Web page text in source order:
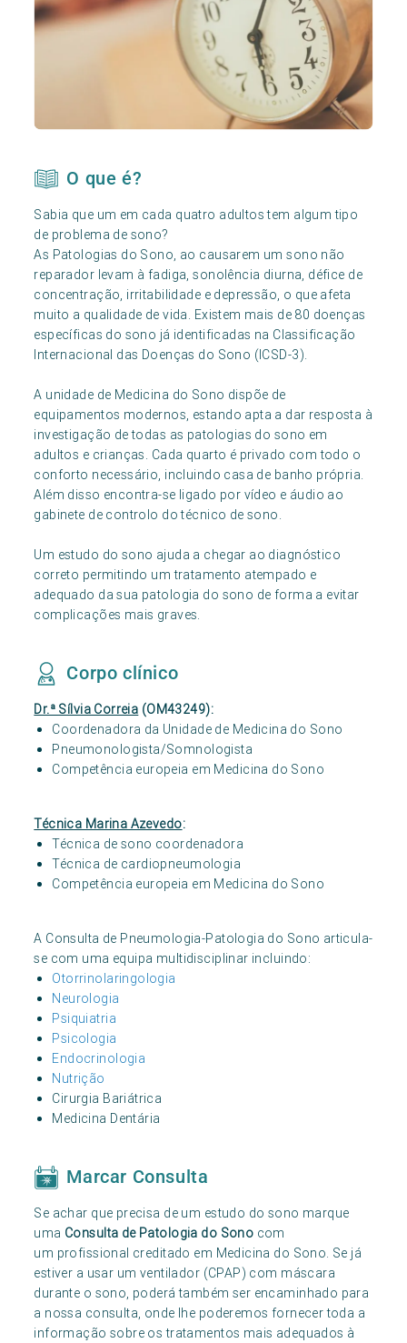
O que é?
Sabia que um em cada quatro adultos tem algum tipo
de problema de sono?
As Patologias do Sono, ao causarem um sono não
reparador levam à fadiga, sonolência diurna, défice de
concentração, irritabilidade e depressão, o que afeta
muito a qualidade de vida. Existem mais de 80 doenças
específicas do sono já identificadas na Classificação
Internacional das Doenças do Sono (ICSD-3).
A unidade de Medicina do Sono dispõe de
equipamentos modernos, estando apta a dar resposta à
investigação de todas as patologias do sono em
adultos e crianças. Cada quarto é privado com todo o
conforto necessário, incluindo casa de banho própria.
Além disso encontra-se ligado por vídeo e áudio ao
gabinete de controlo do técnico de sono.
Um estudo do sono ajuda a chegar ao diagnóstico
correto permitindo um tratamento atempado e
adequado da sua patologia do sono de forma a evitar
complicações mais graves.
Corpo clínico
Dr.ª Sílvia Correia (OM43249):
Coordenadora da Unidade de Medicina do Sono
Pneumonologista/Somnologista
Competência europeia em Medicina do Sono
Técnica Marina Azevedo:
Técnica de sono coordenadora
Técnica de cardiopneumologia
Competência europeia em Medicina do Sono
A Consulta de Pneumologia-Patologia do Sono articula-
se com uma equipa multidisciplinar incluindo:
Otorrinolaringologia
Neurologia
Psiquiatria
Psicologia
Endocrinologia
Nutrição
Cirurgia Bariátrica
Medicina Dentária
Marcar Consulta
Se achar que precisa de um estudo do sono marque
uma Consulta de Patologia do Sono com
um profissional creditado em Medicina do Sono. Se já
estiver a usar um ventilador (CPAP) com máscara
durante o sono, poderá também ser encaminhado para
a nossa consulta, onde lhe poderemos fornecer toda a
informação sobre os tratamentos mais adequados à